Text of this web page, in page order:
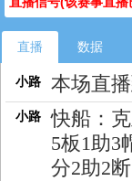
直播 数据
小路 本场直
小路
快船：
5板1助3
分2助2